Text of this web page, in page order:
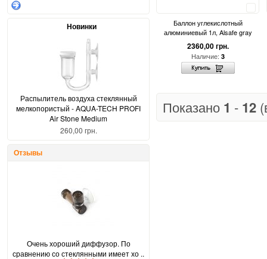
Баллон углекислотный
алюминиевый 1л, Alsafe gray
2360,00 грн.
Наличие: 3
Показано 1 - 12
Новинки
Распылитель воздуха стеклянный
мелкопористый - AQUA-TECH PROFI
Air Stone Medium
260,00 грн.
Отзывы
Очень хороший диффузор. По
сравнению со стеклянными имеет хо ..